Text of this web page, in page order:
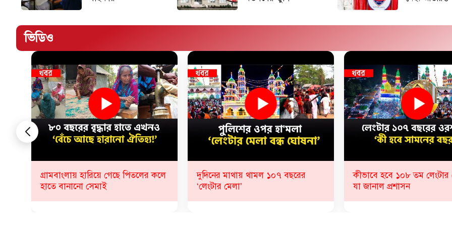
ভিডিও
দুদিনের মাথায় থামল ১০৭ বছরের
‘লেংটার মেলা’
কীভাবে হবে ১০৮ তম লেংটার মেলা?
যা জানাল প্রশাসন
চাঁদপুরে ১৩৩ বছরের রহস্যময়
| Jeen in Mosque | Matlab